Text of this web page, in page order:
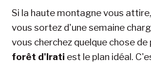
Si la haute montagne vous
vous sortez d'une semaine
vous cherchez quelque chose de
forêt d'Irati est le plan idéal.